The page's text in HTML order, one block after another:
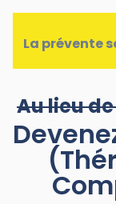
La prévente
Au lieu